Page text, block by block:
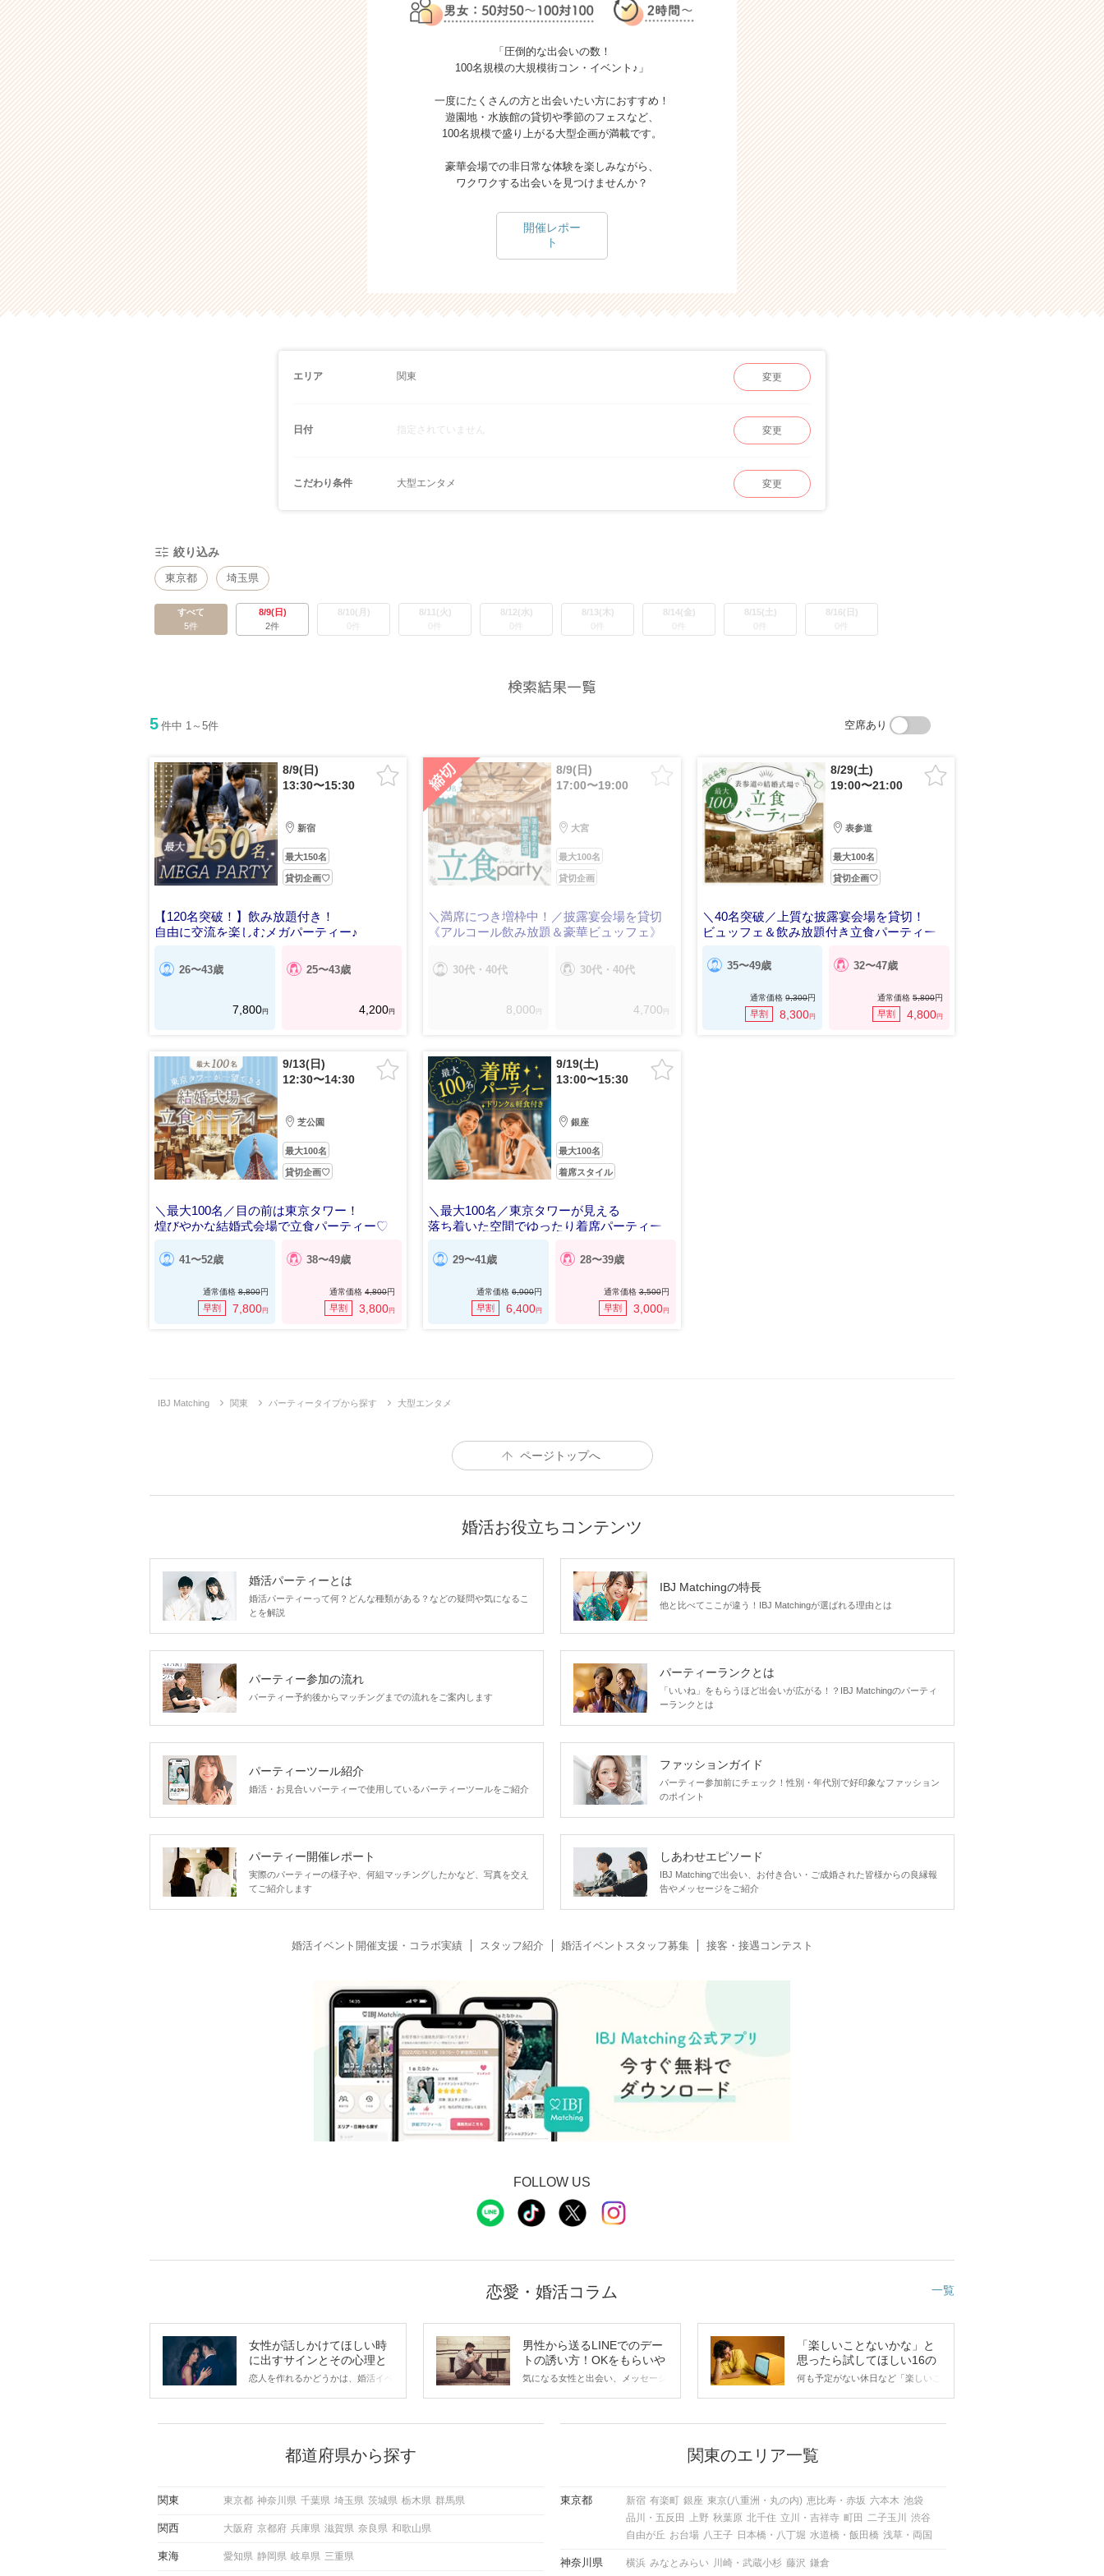
「圧倒的な出会いの数！
100名規模の大規模街コン・イベント♪」
一度にたくさんの方と出会いたい方におすすめ！
遊園地・水族館の貸切や季節のフェスなど、
100名規模で盛り上がる大型企画が満載です。
豪華会場での非日常な体験を楽しみながら、
ワクワクする出会いを見つけませんか？
開催レポー
ト
エリア 関東 変更
日付 指定されていません 変更
こだわり条件 大型エンタメ 変更
絞り込み
東京都 埼玉県
すべて
5件
8/9(日)
2件
8/10(月)
0件
8/11(火)
0件
8/12(水)
0件
8/13(木)
0件
8/14(金)
0件
8/15(土)
0件
8/16(日)
0件
検索結果一覧
5 件中 1～5件 空席あり
8/9(日)
13:30〜15:30
新宿
最大150名
貸切企画♡
【120名突破！】飲み放題付き！
自由に交流を楽しむメガパーティー♪
26〜43歳
7,800円
25〜43歳
4,200円
8/9(日)
17:00〜19:00
大宮
最大100名
貸切企画
＼満席につき増枠中！／披露宴会場を貸切
《アルコール飲み放題＆豪華ビュッフェ》
30代・40代
8,000 円
30代・40代
4,700 円
8/29(土)
19:00〜21:00
表参道
最大100名
貸切企画♡
＼40名突破／上質な披露宴会場を貸切！
ビュッフェ＆飲み放題付き立食パーティー
35〜49歳
通常価格9,300円
早割 8,300円
32〜47歳
通常価格 5,800円
早割 4,800円
9/13(日)
12:30〜14:30
芝公園
最大100名
貸切企画♡
＼最大100名／目の前は東京タワー！
煌びやかな結婚式会場で立食パーティー♡
41〜52歳
通常価格8,800円
早割 7,800円
38〜49歳
通常価格4,800円
早割 3,800円
9/19(土)
13:00〜15:30
銀座
最大100名
着席スタイル
＼最大100名／東京タワーが見える
落ち着いた空間でゆったり着席パーティー
29〜41歳
通常価格 6,900円
早割 6,400円
28〜39歳
通常価格3,500円
早割 3,000円
IBJ Matching 関東 パーティータイプから探す 大型エンタメ
ページトップへ
婚活お役立ちコンテンツ
婚活パーティーとは
婚活パーティーって何？どんな種類がある？などの疑問や気になるこ
とを解説
IBJ Matchingの特長
他と比べてここが違う！IBJ Matchingが選ばれる理由とは
パーティー参加の流れ
パーティー予約後からマッチングまでの流れをご案内します
パーティーランクとは
「いいね」をもらうほど出会いが広がる！？IBJ Matchingのパーティ
ーランクとは
パーティーツール紹介
婚活・お見合いパーティーで使用しているパーティーツールをご紹介
ファッションガイド
パーティー参加前にチェック！性別・年代別で好印象なファッション
のポイント
パーティー開催レポート
実際のパーティーの様子や、何組マッチングしたかなど、写真を交え
てご紹介します
しあわせエピソード
IBJ Matchingで出会い、お付き合い・ご成婚された皆様からの良縁報
告やメッセージをご紹介
婚活イベント開催支援・コラボ実績 スタッフ紹介 婚活イベントスタッフ募集 接客・接遇コンテスト
FOLLOW US
恋愛・婚活コラム 一覧
女性が話しかけてほしい時
に出すサインとその心理と
は？
恋人を作れるかどうかは、婚活イベ
から恋人作りを本格的に始めようと
している方は、女性が異性を求めて
この記事では、女性が話しかけて欲
しく解説した後、婚活イベントで実
ような行動に繋げるべきかをご紹介
男性から送るLINEでのデー
トの誘い方！OKをもらいや
すいメッセージのコツは？
気になる女性と出会い、メッセージ
も混じえながら解説するので、ぜひ
「楽しいことないかな」と
思ったら試してほしい16の
こと
何も予定がない休日など「楽しいこ
になれる対処法から、恋愛・自分磨
き・趣味などジャンル別の楽しいこ
とを探している方は必見です。
都道府県から探す
関東 東京都 神奈川県 千葉県 埼玉県 茨城県 栃木県 群馬県
関西 大阪府 京都府 兵庫県 滋賀県 奈良県 和歌山県
東海 愛知県 静岡県 岐阜県 三重県
関東のエリア一覧
東京都 新宿 有楽町 銀座 東京(八重洲・丸の内) 恵比寿・赤坂 六本木 池袋
品川・五反田
上野 秋葉原 北千住 立川・吉祥寺 町田 二子玉川
渋谷
自由が丘 お台場 八王子 日本橋・八丁堀 水道橋・飯田橋 浅草・両国
神奈川県 横浜 みなとみらい 川崎・武蔵小杉 藤沢 鎌倉